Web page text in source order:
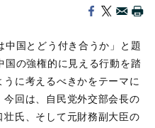
国とどう付き合うか」と題
国の強権的に見える行動を踏
に考えるべきかをテーマに
回は、自民党外交部会長の
氏、そして元財務副大臣の